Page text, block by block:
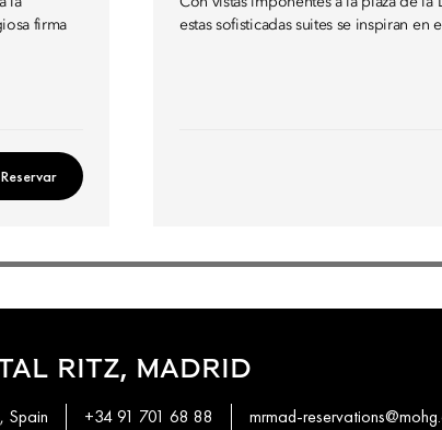
firma
Reservar
estas sofisticadas suites se inspiran
RITZ, MADRID
Spain +34 91 701 68 88 mrmad-